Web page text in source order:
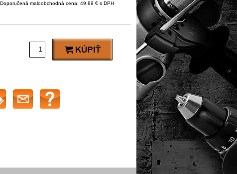
Doporučená maloobchodná cena: 49.89 € s DPH